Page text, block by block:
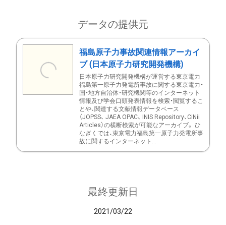
データの提供元
福島原子力事故関連情報アーカイ
ブ (日本原子力研究開発機構)
日本原子力研究開発機構が運営する東京電力
福島第一原子力発電所事故に関する東京電力・
国・地方自治体・研究機関等のインターネット
情報及び学会口頭発表情報を検索・閲覧するこ
とや、関連する文献情報データベース
（JOPSS、 JAEA OPAC、 INIS Repository、CiNii
Articles）の横断検索が可能なアーカイブ。 ひ
なぎくでは、東京電力福島第一原子力発電所事
故に関するインターネット...
最終更新日
2021/03/22